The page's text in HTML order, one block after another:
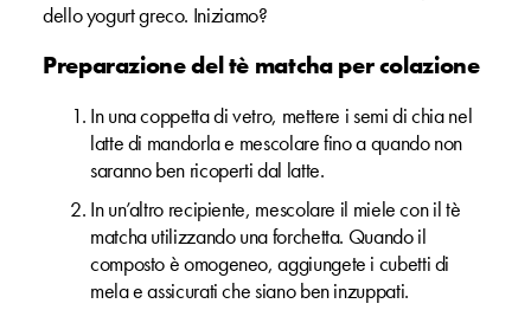
dello yogurt greco. Iniziamo?
Preparazione del tè matcha per colazione
In una coppetta di vetro, mettere i semi di chia nel
latte di mandorla e mescolare fino a quando non
saranno ben ricoperti dal latte.
In un’altro recipiente, mescolare il miele con il tè
matcha utilizzando una forchetta. Quando il
composto è omogeneo, aggiungete i cubetti di
mela e assicurati che siano ben inzuppati.